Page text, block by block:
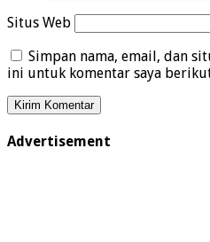
Situs Web
Simpan nama, email, dan
ini untuk komentar saya
Advertisement